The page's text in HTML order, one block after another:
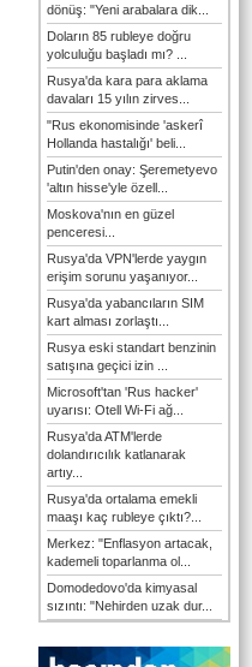
dönüş: "Yeni arabalara dik...
Doların 85 rubleye doğru
yolculuğu başladı mı? ...
Rusya'da kara para aklama
davaları 15 yılın zirves...
"Rus ekonomisinde 'askerî
Hollanda hastalığı' beli...
Putin'den onay: Şeremetyevo
'altın hisse'yle özell...
Moskova'nın en güzel
penceresi...
Rusya'da VPN'lerde yaygın
erişim sorunu yaşanıyor...
Rusya'da yabancıların SIM
kart alması zorlaştı...
Rusya eski standart benzinin
satışına geçici izin ...
Microsoft'tan 'Rus hacker'
uyarısı: Otell Wi-Fi ağ...
Rusya'da ATM'lerde
dolandırıcılık katlanarak
artıy...
Rusya'da ortalama emekli
maaşı kaç rubleye çıktı?...
Merkez: "Enflasyon artacak,
kademeli toparlanma ol...
Domodedovo'da kimyasal
sızıntı: "Nehirden uzak dur...